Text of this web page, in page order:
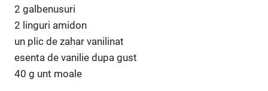
2 galbenusuri
2 linguri amidon
un plic de zahar vanilinat
esenta de vanilie dupa gust
40 g unt moale